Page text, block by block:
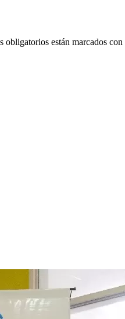
obligatorios están marcados con